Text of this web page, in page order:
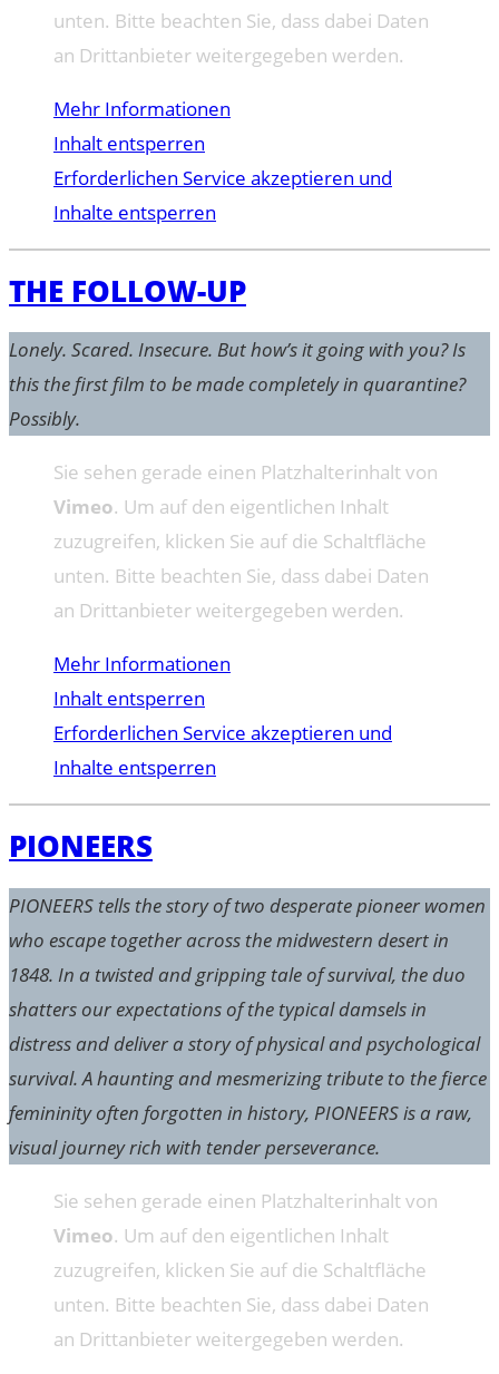
unten. Bitte beachten Sie, dass dabei Daten
an Drittanbieter weitergegeben werden.
Mehr Informationen
Inhalt entsperren
Erforderlichen Service akzeptieren und
Inhalte entsperren
THE FOLLOW-UP
Lonely. Scared. Insecure. But how’s it going with you? Is
this the first film to be made completely in quarantine?
Possibly.
Sie sehen gerade einen Platzhalterinhalt von
Vimeo. Um auf den eigentlichen Inhalt
zuzugreifen, klicken Sie auf die Schaltfläche
unten. Bitte beachten Sie, dass dabei Daten
an Drittanbieter weitergegeben werden.
Mehr Informationen
Inhalt entsperren
Erforderlichen Service akzeptieren und
Inhalte entsperren
PIONEERS
PIONEERS tells the story of two desperate pioneer women
who escape together across the midwestern desert in
1848. In a twisted and gripping tale of survival, the duo
shatters our expectations of the typical damsels in
distress and deliver a story of physical and psychological
survival. A haunting and mesmerizing tribute to the fierce
femininity often forgotten in history, PIONEERS is a raw,
visual journey rich with tender perseverance.
Sie sehen gerade einen Platzhalterinhalt von
Vimeo. Um auf den eigentlichen Inhalt
zuzugreifen, klicken Sie auf die Schaltfläche
unten. Bitte beachten Sie, dass dabei Daten
an Drittanbieter weitergegeben werden.